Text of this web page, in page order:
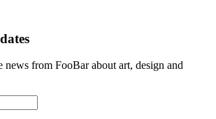
news from FooBar about art, design and